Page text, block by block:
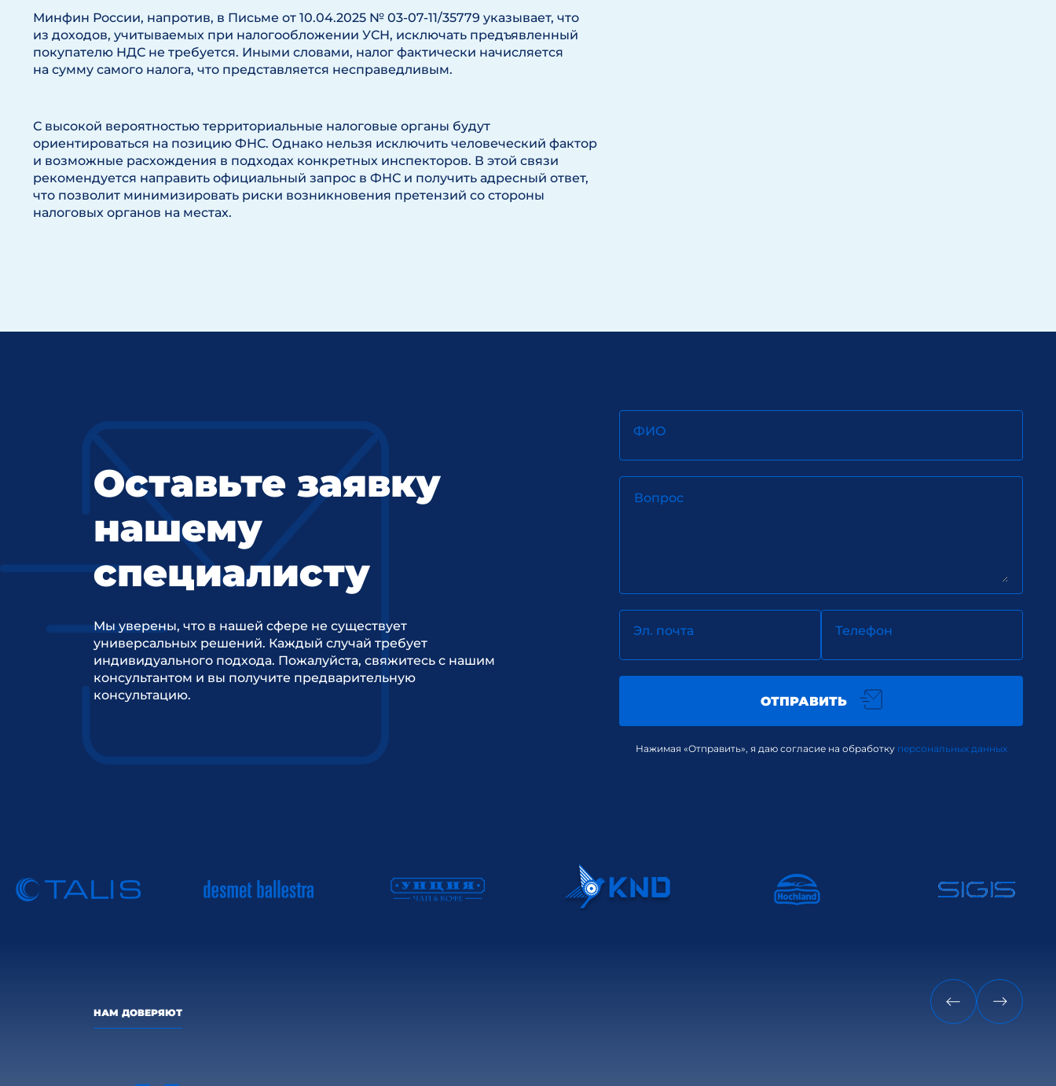
Минфин России, напротив, в Письме от 10.04.2025 № 03-07-11/35779 указывает, что
из доходов, учитываемых при налогообложении УСН, исключать предъявленный
покупателю НДС не требуется. Иными словами, налог фактически начисляется
на сумму самого налога, что представляется несправедливым.
С высокой вероятностью территориальные налоговые органы будут
ориентироваться на позицию ФНС. Однако нельзя исключить человеческий фактор
и возможные расхождения в подходах конкретных инспекторов. В этой связи
рекомендуется направить официальный запрос в ФНС и получить адресный ответ,
что позволит минимизировать риски возникновения претензий со стороны
налоговых органов на местах.
Оставьте заявку
нашему
специалисту
Мы уверены, что в нашей сфере не существует
универсальных решений. Каждый случай требует
индивидуального подхода. Пожалуйста, свяжитесь с нашим
консультантом и вы получите предварительную
консультацию.
ФИО
Вопрос
Эл. почта Телефон
ОТПРАВИТЬ
Нажимая «Отправить», я даю согласие на обработку персональных данных
НАМ ДОВЕРЯЮТ